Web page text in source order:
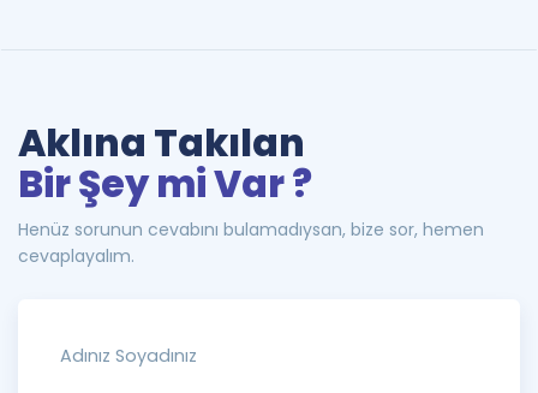
Aklına Takılan
Bir Şey mi Var ?
Henüz sorunun cevabını bulamadıysan, bize sor, hemen
cevaplayalım.